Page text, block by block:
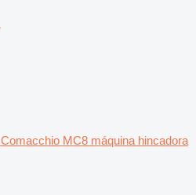
Comacchio MC8 máquina hincadora